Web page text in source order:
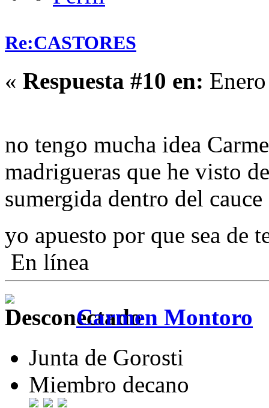
Re:CASTORES
« Respuesta #10 en:
no tengo mucha idea
madrigueras que he visto
sumergida dentro del
yo apuesto por que sea de
En línea
Carmen Montoro
Junta de Gorosti
Miembro decano